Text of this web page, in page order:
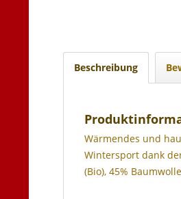
Beschreibung
Wärmendes und
Wintersport dank
(Bio), 45%